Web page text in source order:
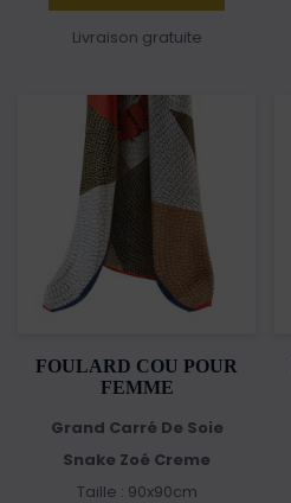
Livraison gratuite
FOULARD COU POUR
FEMME
Grand Carré De Soie
Snake Zoé Creme
Taille : 90x90cm